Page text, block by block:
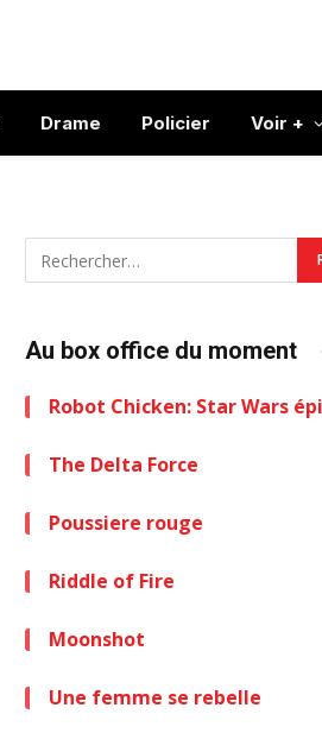
Drame Policier Voir +
Au box office du moment
Robot Chicken: Star Wars
The Delta Force
Poussiere rouge
Riddle of Fire
Moonshot
Une femme se rebelle